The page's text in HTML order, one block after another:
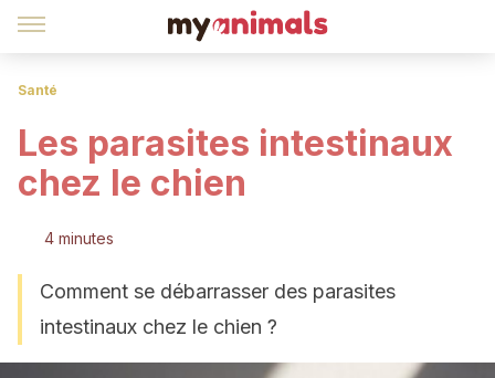
Santé
Les parasites intestinaux
chez le chien
4 minutes
Comment se débarrasser des parasites
intestinaux chez le chien ?